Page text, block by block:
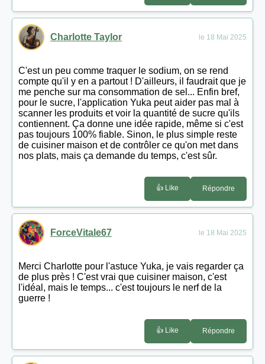
Charlotte Taylor le 18 Mai 2025
C'est un peu comme traquer le sodium, on se rend
compte qu'il y en a partout ! D'ailleurs, il faudrait que je
me penche sur ma consommation de sel... Enfin bref,
pour le sucre, l'application Yuka peut aider pas mal à
scanner les produits et voir la quantité de sucre qu'ils
contiennent. Ça donne une idée rapide, même si c'est
pas toujours 100% fiable. Sinon, le plus simple reste
de cuisiner maison et de contrôler ce qu'on met dans
nos plats, mais ça demande du temps, c'est sûr.
👍 Like Répondre
ForceVitale67 le 18 Mai 2025
Merci Charlotte pour l'astuce Yuka, je vais regarder ça
de plus près ! C'est vrai que cuisiner maison, c'est
l'idéal, mais le temps... c'est toujours le nerf de la
guerre !
👍 Like Répondre